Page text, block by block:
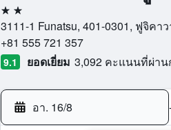
2 ดาว
3111-1 Funatsu, 401-0301, ฟูจิค
+81 555 721 357
9.1 ยอดเยี่ยม 3,092 คะแนนที่ผ่า
อา. 16/8